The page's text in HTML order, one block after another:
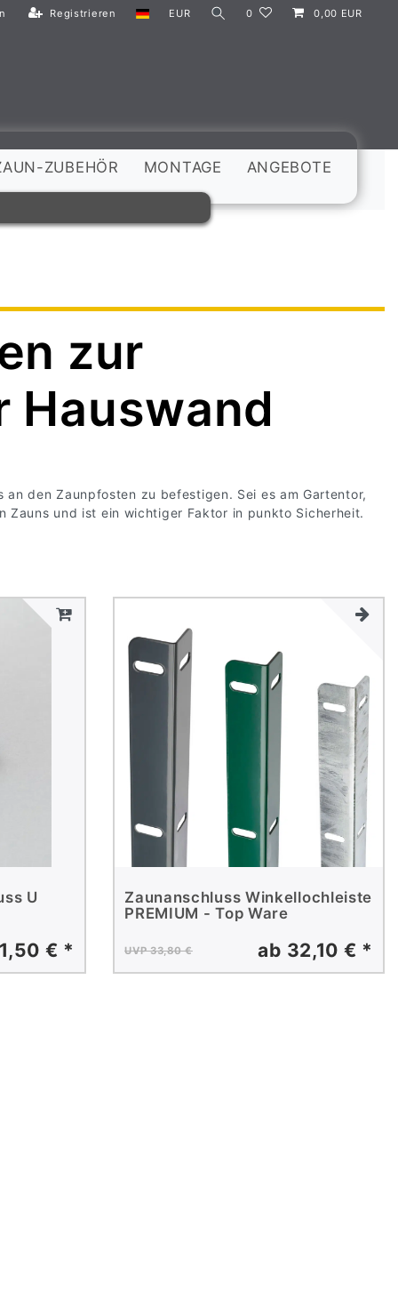
Registrieren EUR 0 0,00 EUR
ZUBEHÖR MONTAGE ANGEBOTE
zur
Hauswand
den Zaunpfosten zu befestigen. Sei es am Gartentor,
Zauns und ist ein wichtiger Faktor in punkto Sicherheit.
U
1,50 € *
Zaunanschluss Winkellochleiste
PREMIUM - Top Ware
UVP 33,80 € ab 32,10 € *